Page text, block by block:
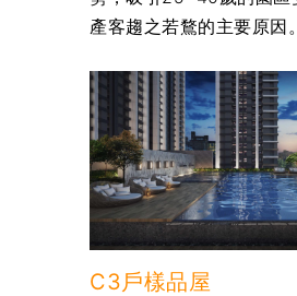
產客趨之若鶩的主要原因。
C3戶樣品屋